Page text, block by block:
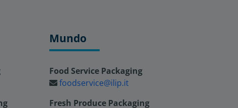
Mundo
Food Service Packaging
foodservice@ilip.it
Fresh Produce Packaging